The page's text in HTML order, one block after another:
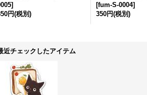
]
円(税別)
[fum-S-0004]
350円(税別)
近チェックしたアイテム